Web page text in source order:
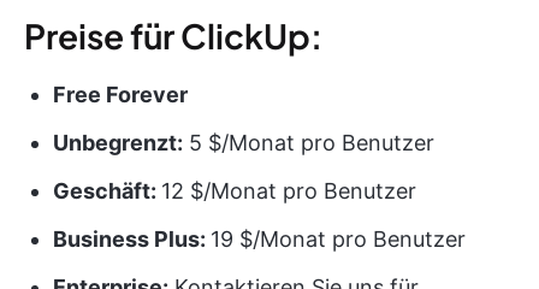
Preise für ClickUp:
Free Forever
Unbegrenzt: 5 $/Monat pro Benutzer
Geschäft: 12 $/Monat pro Benutzer
Business Plus: 19 $/Monat pro Benutzer